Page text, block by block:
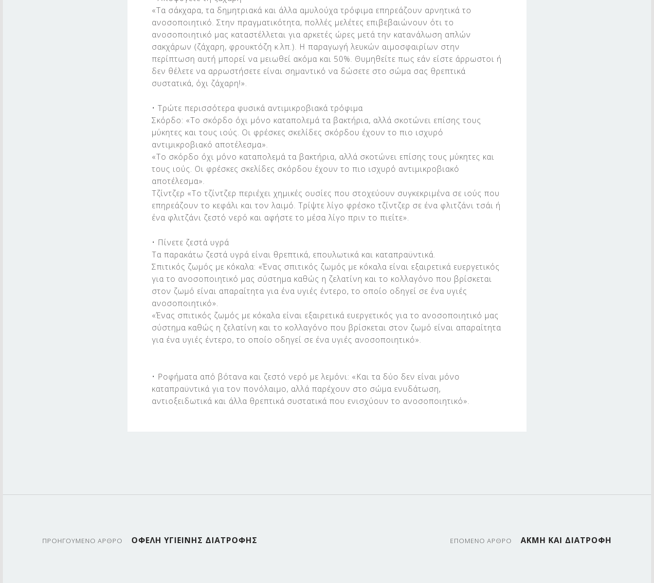
«Τα σάκχαρα, τα δημητριακά και άλλα αμυλούχα τρόφιμα επηρεάζουν αρνητικά το
ανοσοποιητικό. Στην πραγματικότητα, πολλές μελέτες επιβεβαιώνουν ότι το
ανοσοποιητικό μας καταστέλλεται για αρκετές ώρες μετά την κατανάλωση απλών
σακχάρων (ζάχαρη, φρουκτόζη κ.λπ.). Η παραγωγή λευκών αιμοσφαιρίων στην
περίπτωση αυτή μπορεί να μειωθεί ακόμα και 50%. Θυμηθείτε πως εάν είστε άρρωστοι ή
δεν θέλετε να αρρωστήσετε είναι σημαντικό να δώσετε στο σώμα σας θρεπτικά
συστατικά, όχι ζάχαρη!».
• Τρώτε περισσότερα φυσικά αντιμικροβιακά τρόφιμα
Σκόρδο: «Το σκόρδο όχι μόνο καταπολεμά τα βακτήρια, αλλά σκοτώνει επίσης τους
μύκητες και τους ιούς. Οι φρέσκες σκελίδες σκόρδου έχουν το πιο ισχυρό
αντιμικροβιακό αποτέλεσμα».
«Το σκόρδο όχι μόνο καταπολεμά τα βακτήρια, αλλά σκοτώνει επίσης τους μύκητες και
τους ιούς. Οι φρέσκες σκελίδες σκόρδου έχουν το πιο ισχυρό αντιμικροβιακό
αποτέλεσμα».
Τζίντζερ «Το τζίντζερ περιέχει χημικές ουσίες που στοχεύουν συγκεκριμένα σε ιούς που
επηρεάζουν το κεφάλι και τον λαιμό. Τρίψτε λίγο φρέσκο τζίντζερ σε ένα φλιτζάνι τσάι ή
ένα φλιτζάνι ζεστό νερό και αφήστε το μέσα λίγο πριν το πιείτε».
• Πίνετε ζεστά υγρά
Τα παρακάτω ζεστά υγρά είναι θρεπτικά, επουλωτικά και καταπραϋντικά.
Σπιτικός ζωμός με κόκαλα: «Ένας σπιτικός ζωμός με κόκαλα είναι εξαιρετικά ευεργετικός
για το ανοσοποιητικό μας σύστημα καθώς η ζελατίνη και το κολλαγόνο που βρίσκεται
στον ζωμό είναι απαραίτητα για ένα υγιές έντερο, το οποίο οδηγεί σε ένα υγιές
ανοσοποιητικό».
«Ένας σπιτικός ζωμός με κόκαλα είναι εξαιρετικά ευεργετικός για το ανοσοποιητικό μας
σύστημα καθώς η ζελατίνη και το κολλαγόνο που βρίσκεται στον ζωμό είναι απαραίτητα
για ένα υγιές έντερο, το οποίο οδηγεί σε ένα υγιές ανοσοποιητικό».
• Ροφήματα από βότανα και ζεστό νερό με λεμόνι: «Και τα δύο δεν είναι μόνο
καταπραϋντικά για τον πονόλαιμο, αλλά παρέχουν στο σώμα ενυδάτωση,
αντιοξειδωτικά και άλλα θρεπτικά συστατικά που ενισχύουν το ανοσοποιητικό».
Πλοήγηση άρθρων
ΠΡΟΗΓΟΥΜΕΝΟ ΆΡΘΡΟ ΟΦΕΛΗ ΥΓΙΕΙΝΗΣ ΔΙΑΤΡΟΦΗΣ ΕΠΟΜΕΝΟ ΆΡΘΡΟ ΑΚΜΗ ΚΑΙ ΔΙΑΤΡΟΦΗ